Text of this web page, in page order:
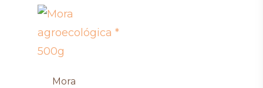
Mora